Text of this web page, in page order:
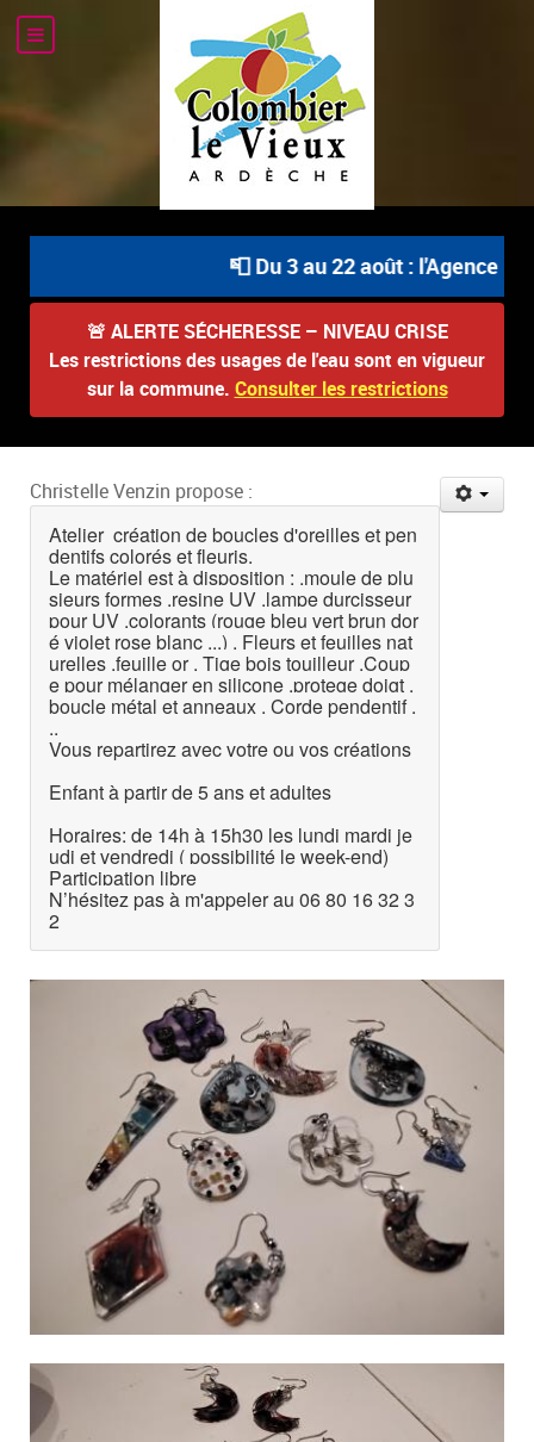
📮 Du 3 au 22 août : l'Agence
🚨 ALERTE SÉCHERESSE – NIVEAU CRISE
Les restrictions des usages de l'eau sont en vigueur
sur la commune. Consulter les restrictions
Christelle Venzin propose :
Atelier création de boucles d'oreilles et pen
dentifs colorés et fleuris.
Le matériel est à disposition : .moule de plu
sieurs formes .resine UV .lampe durcisseur
pour UV .colorants (rouge bleu vert brun dor
é violet rose blanc ...) . Fleurs et feuilles nat
urelles .feuille or . Tige bois touilleur .Coup
e pour mélanger en silicone .protege doigt .
boucle métal et anneaux . Corde pendentif .
..
Vous repartirez avec votre ou vos créations
Enfant à partir de 5 ans et adultes
Horaires: de 14h à 15h30 les lundi mardi je
udi et vendredi ( possibilité le week-end)
Participation libre
N’hésitez pas à m'appeler au 06 80 16 32 3
2